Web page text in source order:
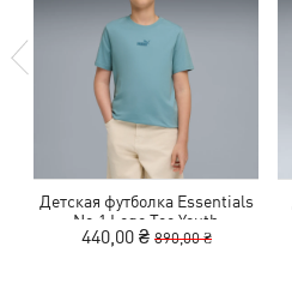
Детская футболка Essentials
No.1 Logo Tee Youth
440,00 ₴ 890,00 ₴